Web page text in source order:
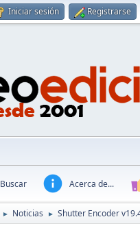
Iniciar sesión Registrarse
Buscar Acerca de...
► Noticias ► Shutter Encoder